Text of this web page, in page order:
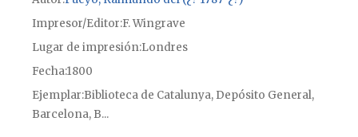
Impresor/Editor F. Wingrave
Lugar de impresiónLondres
Fecha1800
Ejemplar Biblioteca de Catalunya, Depósito General,
Barcelona, B...